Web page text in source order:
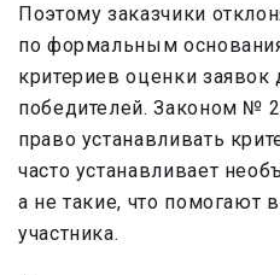
Поэтому заказчики
по формальным
критериев оценки заявок
победителей. Законом №
право устанавливать
часто устанавливает
а не такие, что помогают
участника.